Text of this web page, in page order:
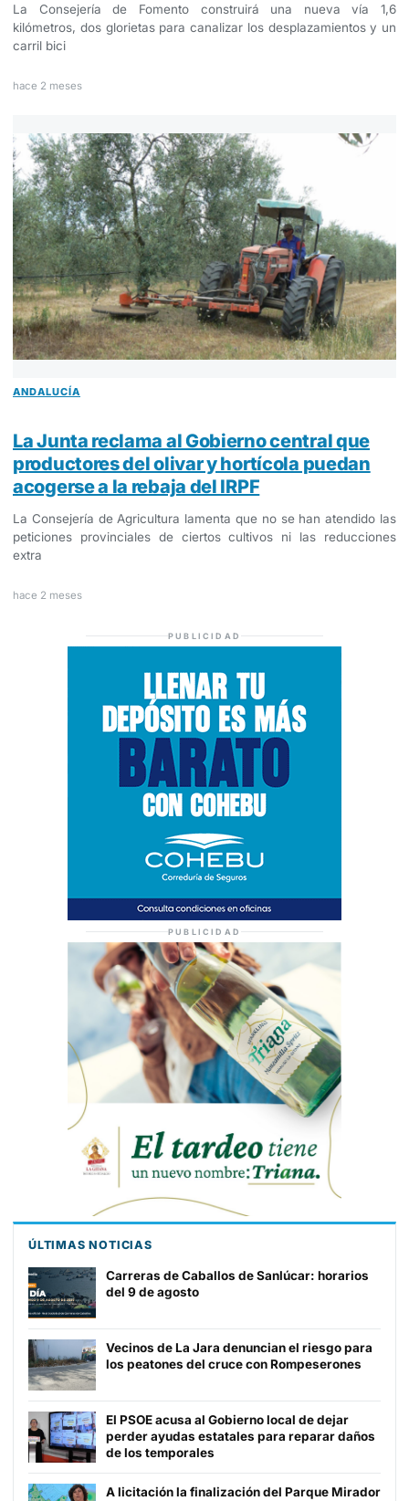
La Consejería de Fomento construirá una nueva vía 1,6
kilómetros, dos glorietas para canalizar los desplazamientos y un
carril bici
hace 2 meses
ANDALUCÍA
La Junta reclama al Gobierno central que
productores del olivar y hortícola puedan
acogerse a la rebaja del IRPF
La Consejería de Agricultura lamenta que no se han atendido las
peticiones provinciales de ciertos cultivos ni las reducciones
extra
hace 2 meses
PUBLICIDAD
PUBLICIDAD
ÚLTIMAS NOTICIAS
Carreras de Caballos de Sanlúcar: horarios
del 9 de agosto
Vecinos de La Jara denuncian el riesgo para
los peatones del cruce con Rompeserones
El PSOE acusa al Gobierno local de dejar
perder ayudas estatales para reparar daños
de los temporales
A licitación la finalización del Parque Mirador